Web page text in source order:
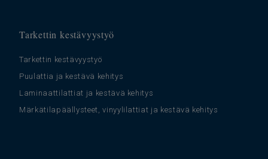
Tarkettin kestävyystyö
Tarkettin kestävyystyö
Puulattia ja kestävä kehitys
Laminaattilattiat ja kestävä kehitys
Märkätilapäällysteet, vinyylilattiat ja kestävä kehitys